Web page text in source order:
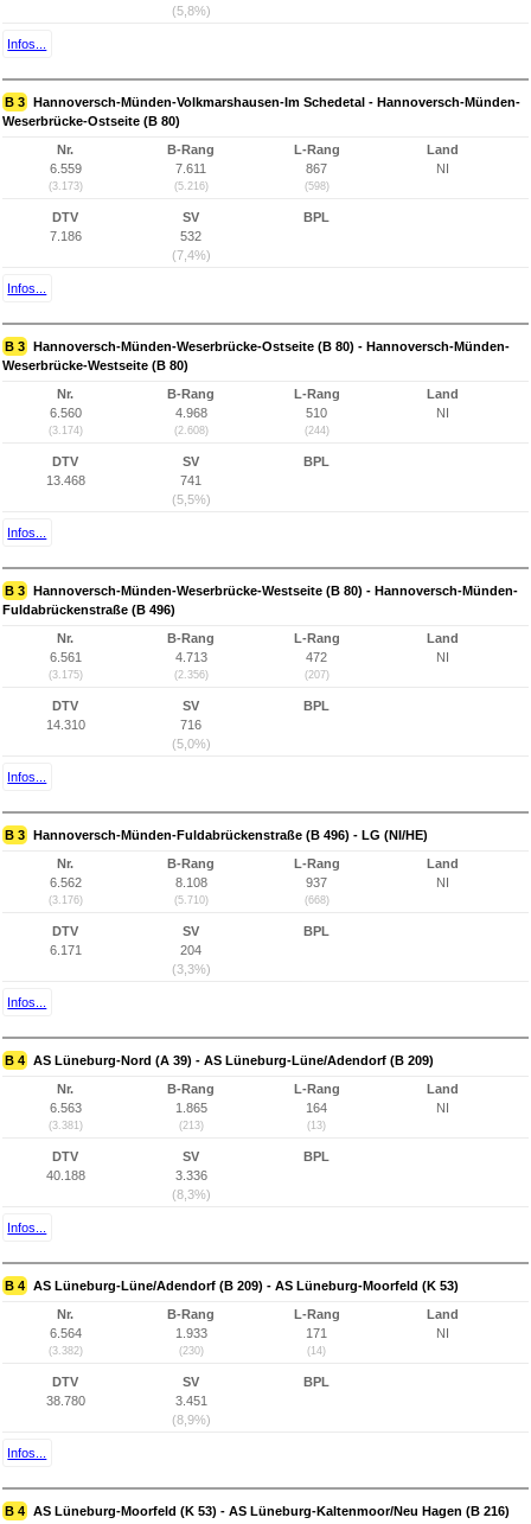
(5,8%)
Infos...
B 3 Hannoversch-Münden-Volkmarshausen-Im Schedetal - Hannoversch-Münden-
Weserbrücke-Ostseite (B 80)
Nr.
6.559
(3.173)
B-Rang
7.611
(5.216)
L-Rang
867
(598)
Land
NI
DTV
7.186
SV
532
(7,4%)
BPL
Infos...
B 3 Hannoversch-Münden-Weserbrücke-Ostseite (B 80) - Hannoversch-Münden-
Weserbrücke-Westseite (B 80)
Nr.
6.560
(3.174)
B-Rang
4.968
(2.608)
L-Rang
510
(244)
Land
NI
DTV
13.468
SV
741
(5,5%)
BPL
Infos...
B 3 Hannoversch-Münden-Weserbrücke-Westseite (B 80) - Hannoversch-Münden-
Fuldabrückenstraße (B 496)
Nr.
6.561
(3.175)
B-Rang
4.713
(2.356)
L-Rang
472
(207)
Land
NI
DTV
14.310
SV
716
(5,0%)
BPL
Infos...
B 3 Hannoversch-Münden-Fuldabrückenstraße (B 496) - LG (NI/HE)
Nr.
6.562
(3.176)
B-Rang
8.108
(5.710)
L-Rang
937
(668)
Land
NI
DTV
6.171
SV
204
(3,3%)
BPL
Infos...
B 4 AS Lüneburg-Nord (A 39) - AS Lüneburg-Lüne/Adendorf (B 209)
Nr.
6.563
(3.381)
B-Rang
1.865
(213)
L-Rang
164
(13)
Land
NI
DTV
40.188
SV
3.336
(8,3%)
BPL
Infos...
B 4 AS Lüneburg-Lüne/Adendorf (B 209) - AS Lüneburg-Moorfeld (K 53)
Nr.
6.564
(3.382)
B-Rang
1.933
(230)
L-Rang
171
(14)
Land
NI
DTV
38.780
SV
3.451
(8,9%)
BPL
Infos...
B 4 AS Lüneburg-Moorfeld (K 53) - AS Lüneburg-Kaltenmoor/Neu Hagen (B 216)